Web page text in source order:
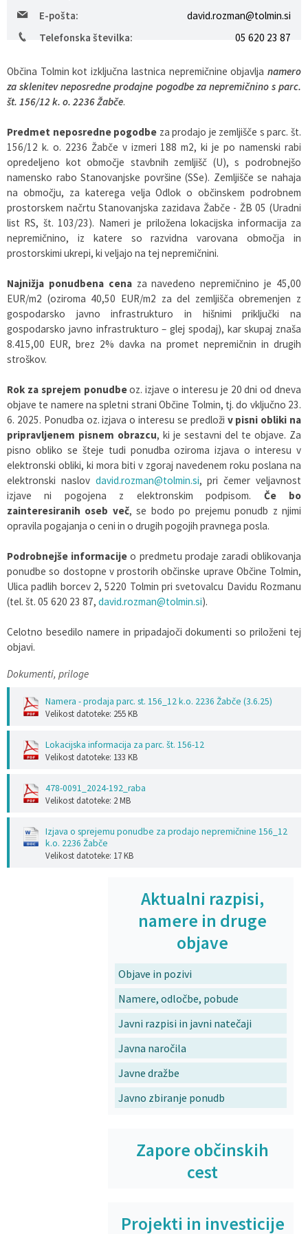
E-pošta:
david.rozman@tolmin.si
Telefonska številka:
05 620 23 87
Občina Tolmin kot izključna lastnica nepremičnine objavlja namero
za sklenitev neposredne prodajne pogodbe za nepremičnino s parc.
št. 156/12 k. o. 2236 Žabče.
Predmet neposredne pogodbe za prodajo je zemljišče s parc. št.
156/12 k. o. 2236 Žabče v izmeri 188 m2, ki je po namenski rabi
opredeljeno kot območje stavbnih zemljišč (U), s podrobnejšo
namensko rabo Stanovanjske površine (SSe). Zemljišče se nahaja
na območju, za katerega velja Odlok o občinskem podrobnem
prostorskem načrtu Stanovanjska zazidava Žabče - ŽB 05 (Uradni
list RS, št. 103/23). Nameri je priložena lokacijska informacija za
nepremičnino, iz katere so razvidna varovana območja in
prostorskimi ukrepi, ki veljajo na tej nepremičnini.
Najnižja ponudbena cenaza navedeno nepremičnino je 45,00
EUR/m2 (oziroma 40,50 EUR/m2 za del zemljišča obremenjen z
gospodarsko javno infrastrukturo in hišnimi priključki na
gospodarsko javno infrastrukturo – glej spodaj), kar skupaj znaša
8.415,00 EUR, brez 2% davka na promet nepremičnin in drugih
stroškov.
Rok za sprejem ponudbeoz. izjave o interesu je 20 dni od dneva
objave te namere na spletni strani Občine Tolmin, tj. do vključno 23.
6. 2025. Ponudba oz. izjava o interesu se predloži v pisni obliki na
pripravljenem pisnem obrazcu, ki je sestavni del te objave. Za
pisno obliko se šteje tudi ponudba oziroma izjava o interesu v
elektronski obliki, ki mora biti v zgoraj navedenem roku poslana na
elektronski naslov david.rozman@tolmin.si, pri čemer veljavnost
izjave ni pogojena z elektronskim podpisom. Če bo
zainteresiranih oseb več, se bodo po prejemu ponudb z njimi
opravila pogajanja o ceni in o drugih pogojih pravnega posla.
Podrobnejše informacije o predmetu prodaje zaradi oblikovanja
ponudbe so dostopne v prostorih občinske uprave Občine Tolmin,
Ulica padlih borcev 2, 5220 Tolmin pri svetovalcu Davidu Rozmanu
(tel. št. 05 620 23 87, david.rozman@tolmin.si).
Celotno besedilo namere in pripadajoči dokumenti so priloženi tej
objavi.
Dokumenti, priloge
Namera - prodaja parc. st. 156_12 k.o. 2236 Žabče (3.6.25)
Velikost datoteke: 255 KB
Lokacijska informacija za parc. št. 156-12
Velikost datoteke: 133 KB
478-0091_2024-192_raba
Velikost datoteke: 2 MB
Izjava o sprejemu ponudbe za prodajo nepremičnine 156_12
k.o. 2236 Žabče
Velikost datoteke: 17 KB
Aktualni razpisi,
namere in druge
objave
Objave in pozivi
Namere, odločbe, pobude
Javni razpisi in javni natečaji
Javna naročila
Javne dražbe
Javno zbiranje ponudb
Zapore občinskih
cest
Projekti in investicije
Varstvo osebnih podatkov
Občinska volilna komisija
Viri pomoči za področje duševnega zdravja
Varuhov kotiček